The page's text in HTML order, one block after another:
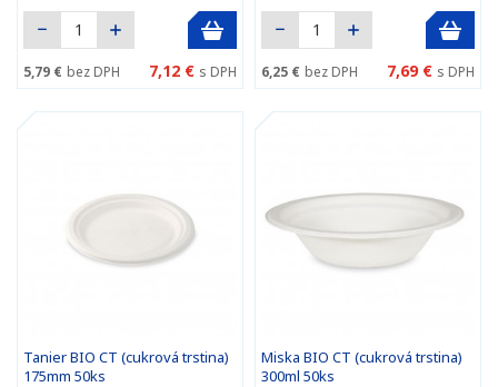
5,79 € bez DPH 7,12 € s DPH 6,25 € bez DPH 7,69 € s DPH
Tanier BIO CT (cukrová trstina)
175mm 50ks
Miska BIO CT (cukrová trstina)
300ml 50ks